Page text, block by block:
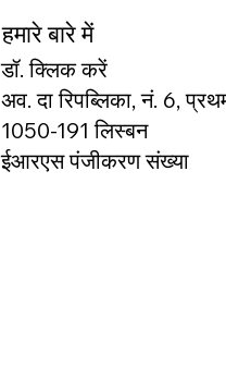
हमारे बारे में
डॉ. क्लिक करें
अव. दा रिपब्लिका, नं. 6,
1050-191 लिस्बन
ईआरएस पंजीकरण संख्या